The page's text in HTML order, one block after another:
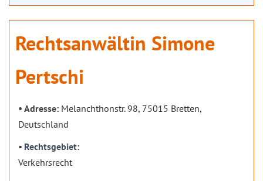
Rechtsanwältin Simone
Pertschi
Adresse: Melanchthonstr. 98, 75015 Bretten,
Deutschland
Rechtsgebiet
Verkehrsrecht